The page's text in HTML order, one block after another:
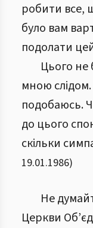
робити все,
було вам
подолати
Цього не
мною
подобаюсь.
до цього
скільки
19.01.1986)
Не
Церкви